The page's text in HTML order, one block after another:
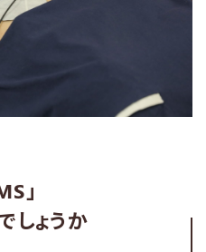
」
しょうか